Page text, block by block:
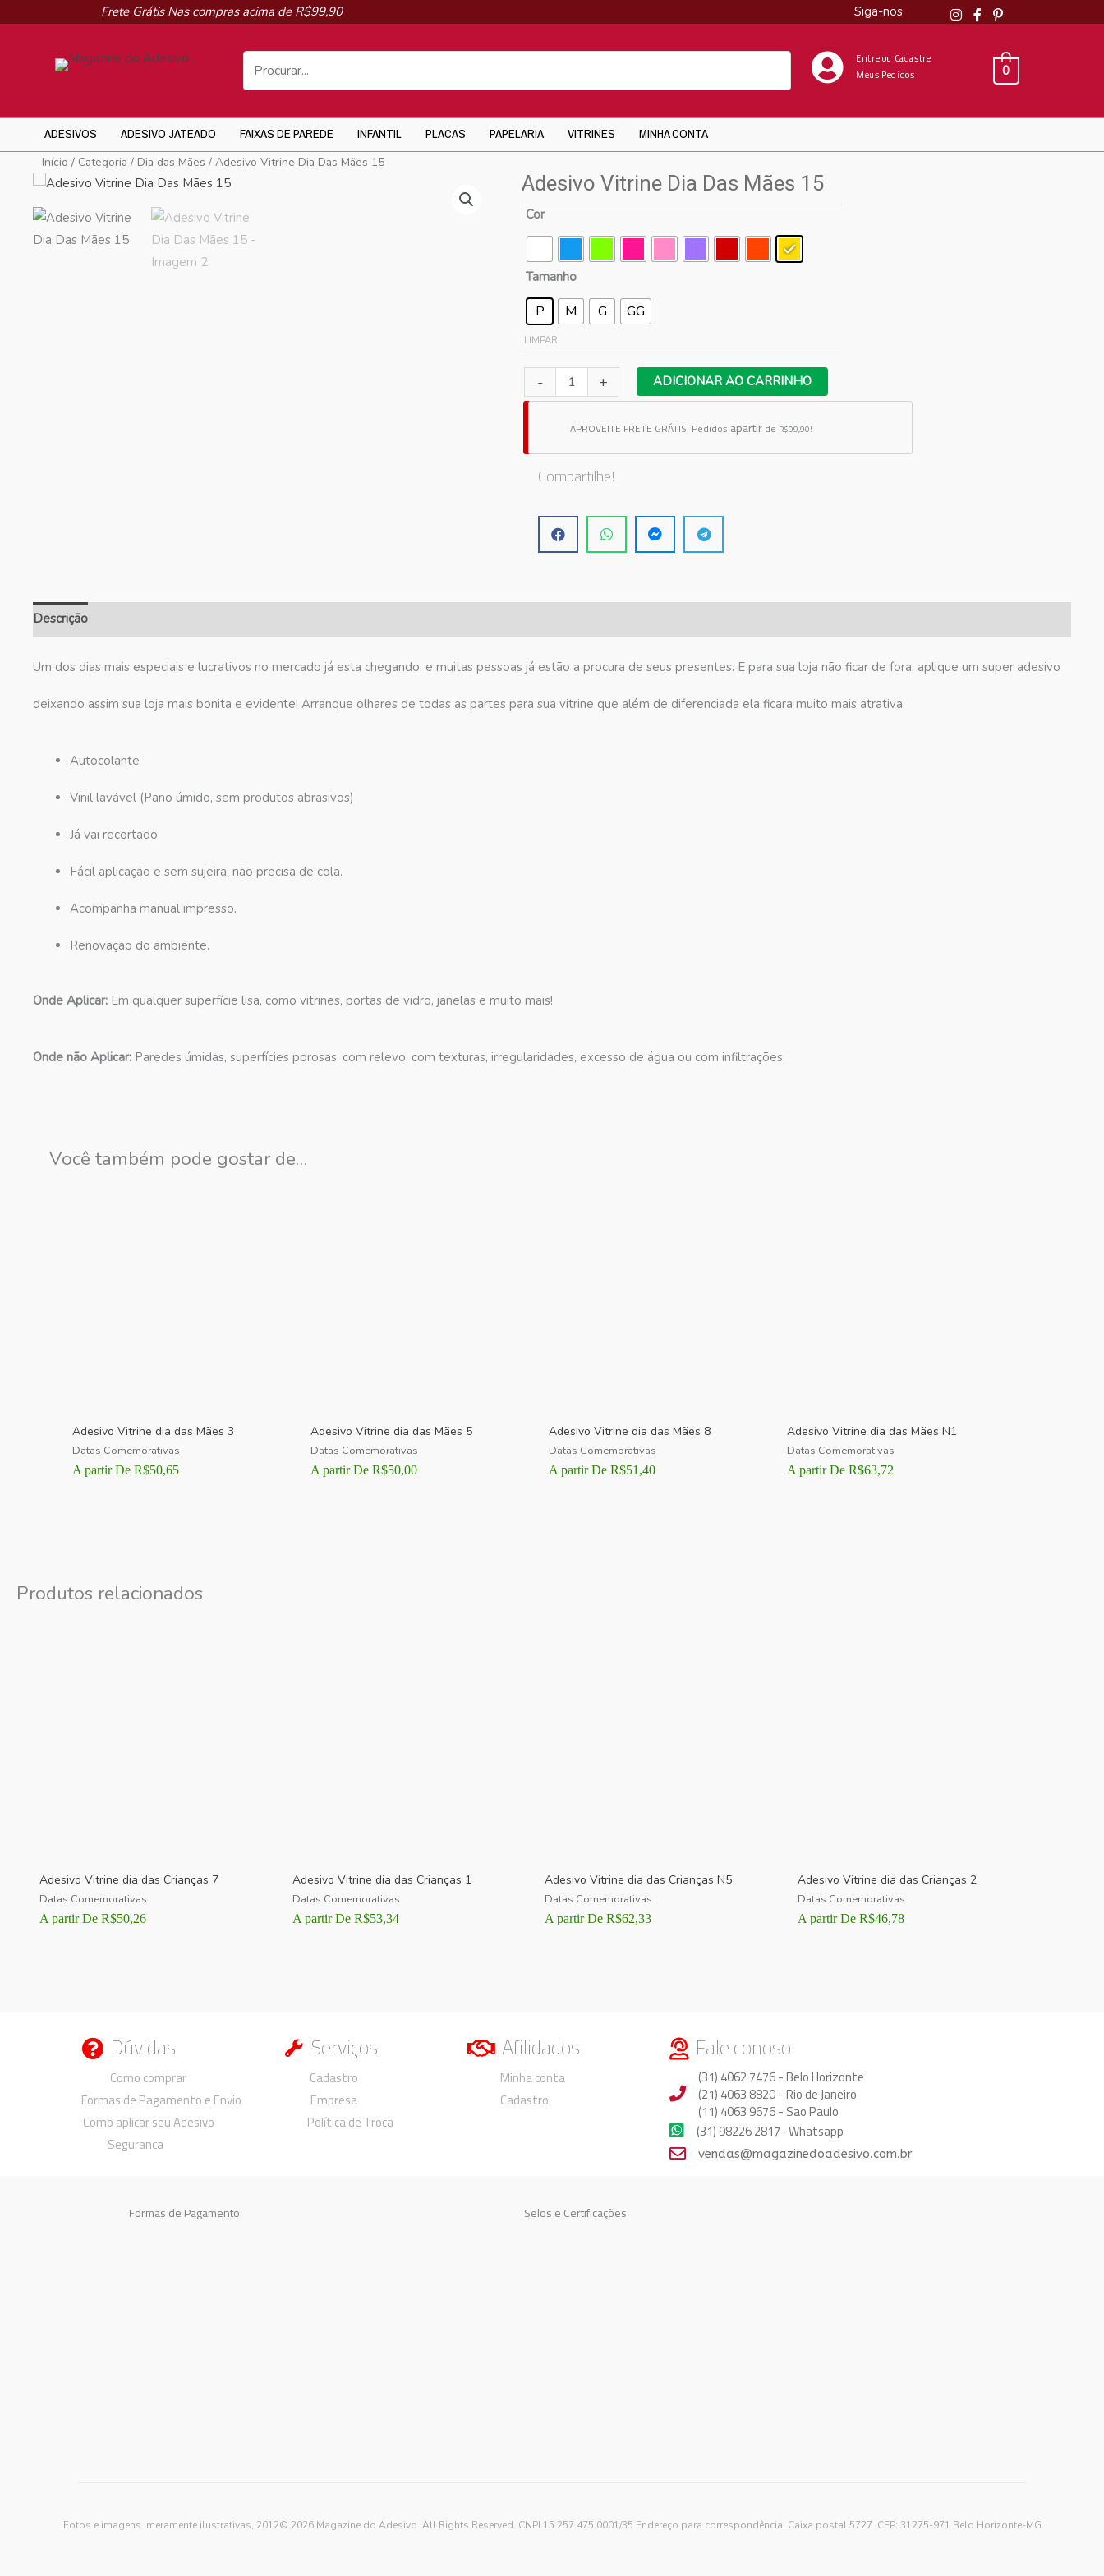
Frete Grátis Nas compras acima de R$99,90 Siga-nos
Entre ou Cadastre
Meus Pedidos
0
ADESIVOS ADESIVO JATEADO FAIXAS DE PAREDE INFANTIL PLACAS PAPELARIA VITRINES MINHA CONTA
Início / Categoria / Dia das Mães / Adesivo Vitrine Dia Das Mães 15
Adesivo Vitrine Dia Das Mães 15
Cor
Tamanho
P M G GG
LIMPAR
-
Adesivo
Vitrine
+ ADICIONAR AO CARRINHO
APROVEITE FRETE GRÁTIS! Pedidos apartirde R$99,90!
Compartilhe!
Descrição
Um dos dias mais especiais e lucrativos no mercado já esta chegando, e muitas pessoas já estão a procura de seus presentes. E para sua loja não ficar de fora, aplique um super adesivo
deixando assim sua loja mais bonita e evidente! Arranque olhares de todas as partes para sua vitrine que além de diferenciada ela ficara muito mais atrativa.
Autocolante
Vinil lavável (Pano úmido, sem produtos abrasivos)
Já vai recortado
Fácil aplicação e sem sujeira, não precisa de cola.
Acompanha manual impresso.
Renovação do ambiente.
Onde Aplicar: Em qualquer superfície lisa, como vitrines, portas de vidro, janelas e muito mais!
Onde não Aplicar: Paredes úmidas, superfícies porosas, com relevo, com texturas, irregularidades, excesso de água ou com infiltrações.
Você também pode gostar de…
Adesivo Vitrine dia das Mães 3
Datas Comemorativas
A partir De R$50,65
Adesivo Vitrine dia das Mães 5
Datas Comemorativas
A partir De R$50,00
Adesivo Vitrine dia das Mães 8
Datas Comemorativas
A partir De R$51,40
Adesivo Vitrine dia das Mães N1
Datas Comemorativas
A partir De R$63,72
Produtos relacionados
Adesivo Vitrine dia das Crianças 7
Datas Comemorativas
A partir De R$50,26
Adesivo Vitrine dia das Crianças 1
Datas Comemorativas
A partir De R$53,34
Adesivo Vitrine dia das Crianças N5
Datas Comemorativas
A partir De R$62,33
Adesivo Vitrine dia das Crianças 2
Datas Comemorativas
A partir De R$46,78
Duvidas
Dúvidas
Como comprar
Formas de Pagamento e Envio
Como aplicar seu Adesivo
Seguranca
Duvidas
Serviços
Cadastro
Empresa
Política de Troca
Duvidas
Afilidados
Minha conta
Cadastro
Duvidas
Fale conoso
(31) 4062 7476 - Belo Horizonte
(21) 4063 8820 - Rio de Janeiro
(11) 4063 9676 - Sao Paulo
(31) 98226 2817- Whatsapp
vendas@magazinedoadesivo.com.br
Formas de Pagamento Selos e Certificações
Fotos e imagens meramente ilustrativas, 2012© 2026 Magazine do Adesivo. All Rights Reserved. CNPJ 15.257.475.0001/35 Endereço para correspondência: Caixa postal 5727 CEP: 31275-971 Belo Horizonte-MG